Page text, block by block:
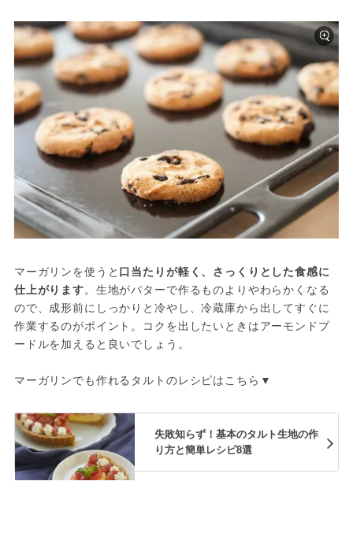
マーガリンを使うと 口当たりが軽く、さっくりとした食感に
仕上がります。生地がバターで作るものよりやわらかくなる
ので、成形前にしっかりと冷やし、冷蔵庫から出してすぐに
作業するのがポイント。コクを出したいときはアーモンドプ
ードルを加えると良いでしょう。
マーガリンでも作れるタルトのレシピはこちら▼
失敗知らず！基本のタルト生地の作
り方と簡単レシピ8選